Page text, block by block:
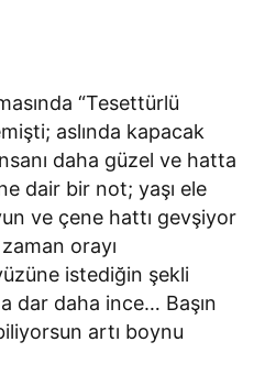
“Tesettürlü
aslında kapacak
daha güzel ve hatta
dair bir not; yaşı ele
ve çene hattı gevşiyor
orayı
istediğin şekli
dar daha ince… Başın
artı boynu